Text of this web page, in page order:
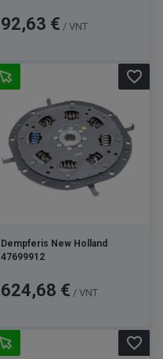
Kaina
92,63 € / VNT
Dempferis New Holland
47699912
Kaina
624,68 € / VNT
favorite_border
favorite_border